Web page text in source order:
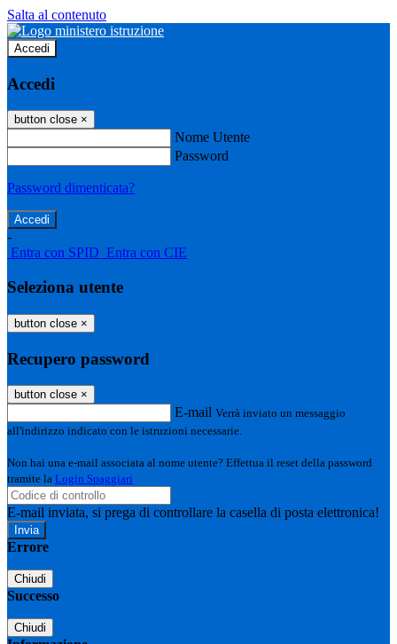
Salta al contenuto
Accedi
Accedi
button close ×
Nome Utente
Password
Password dimenticata?
-
Entra con SPID Entra con CIE
Seleziona utente
button close ×
Recupero password
button close ×
E-mail Verrà inviato un messaggio
all'indirizzo indicato con le istruzioni necessarie.
Non hai una e-mail associata al nome utente? Effettua il reset della password
tramite la Login Spaggiari
E-mail inviata, si prega di controllare la casella di posta elettronica!
Errore
Chiudi
Successo
Chiudi